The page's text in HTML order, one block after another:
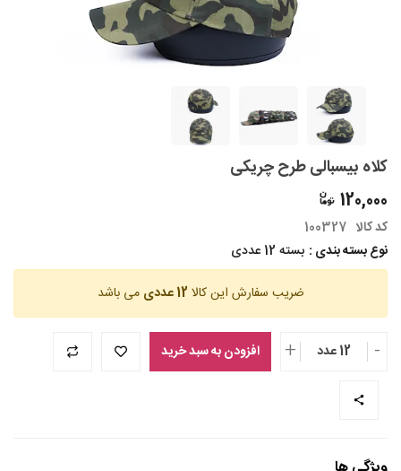
کلاه بیسبالی طرح چریکی
120,000
کد کالا 100327
نوع بسته بندی : بسته 12 عددی
ضریب سفارش این کالا 12 عددی می باشد
- 12 عدد + افزودن به سبد خرید